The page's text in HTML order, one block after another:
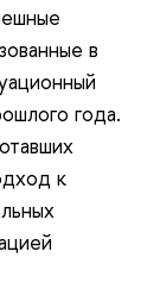
в
года.
к